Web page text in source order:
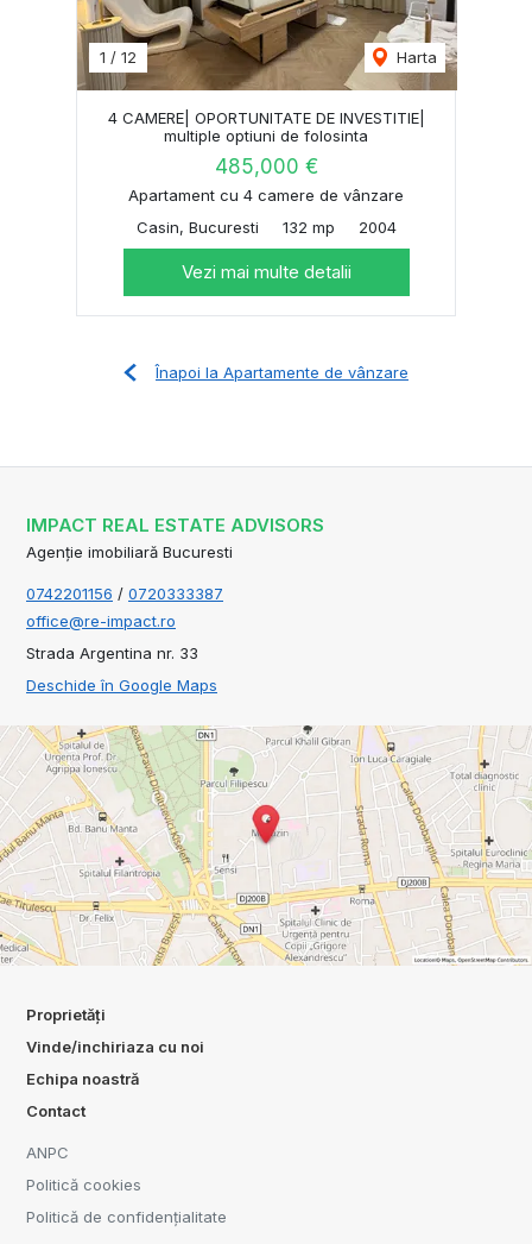
1 / 12 Harta
4 CAMERE| OPORTUNITATE DE INVESTITIE|
multiple optiuni de folosinta
485,000 €
Apartament cu 4 camere de vânzare
Casin, Bucuresti
132 mp 2004
Vezi mai multe detalii
Înapoi la Apartamente de vânzare
IMPACT REAL ESTATE ADVISORS
Agenție imobiliară Bucuresti
0742201156 / 0720333387
office@re-impact.ro
Strada Argentina nr. 33
Deschide în Google Maps
Proprietăți
Vinde/inchiriaza cu noi
Echipa noastră
Contact
ANPC
Politică cookies
Politică de confidențialitate